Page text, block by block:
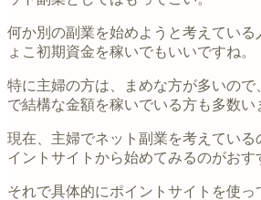
何か別の副業を始めようと考えている
ょこ初期資金を稼いでもいいですね。
特に主婦の方は、まめな方が多いので
で結構な金額を稼いでいる方も多数い
現在、主婦でネット副業を考えている
イントサイトから始めてみるのがおす
それで具体的にポイントサイトを使っ